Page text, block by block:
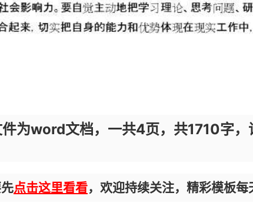
为word文档，一共4页，共1710字，
点击这里看看，欢迎持续关注，精彩模板每